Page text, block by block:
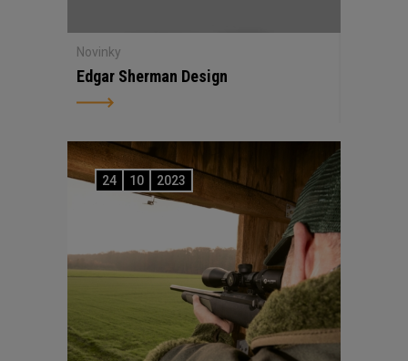
Novinky
Edgar Sherman Design
24 10 2023